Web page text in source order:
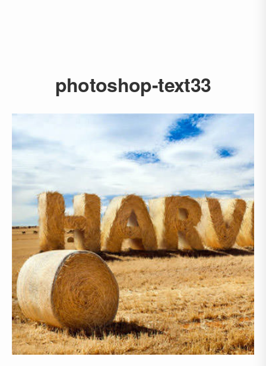
photoshop-text33